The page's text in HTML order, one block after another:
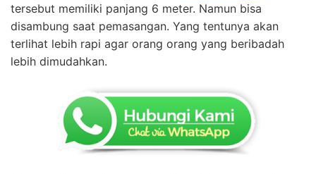
tersebut memiliki panjang 6 meter. Namun bisa
disambung saat pemasangan. Yang tentunya akan
terlihat lebih rapi agar orang orang yang beribadah
lebih dimudahkan.